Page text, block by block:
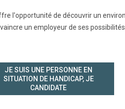
l'opportunité de découvrir un
un employeur de ses
JE SUIS UNE PERSONNE EN
SITUATION DE HANDICAP, JE
CANDIDATE